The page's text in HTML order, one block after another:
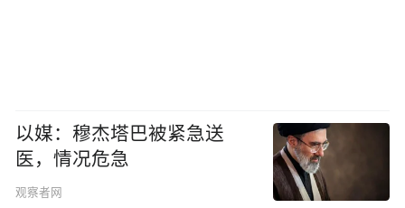
以媒：穆杰塔巴被紧急送
医，情况危急
观察者网